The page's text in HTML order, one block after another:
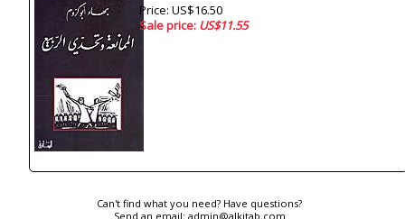
Price: US$16.50
Sale price: US$11.55
Can't find what you need? Have questions?
Send an email: admin@alkitab.com